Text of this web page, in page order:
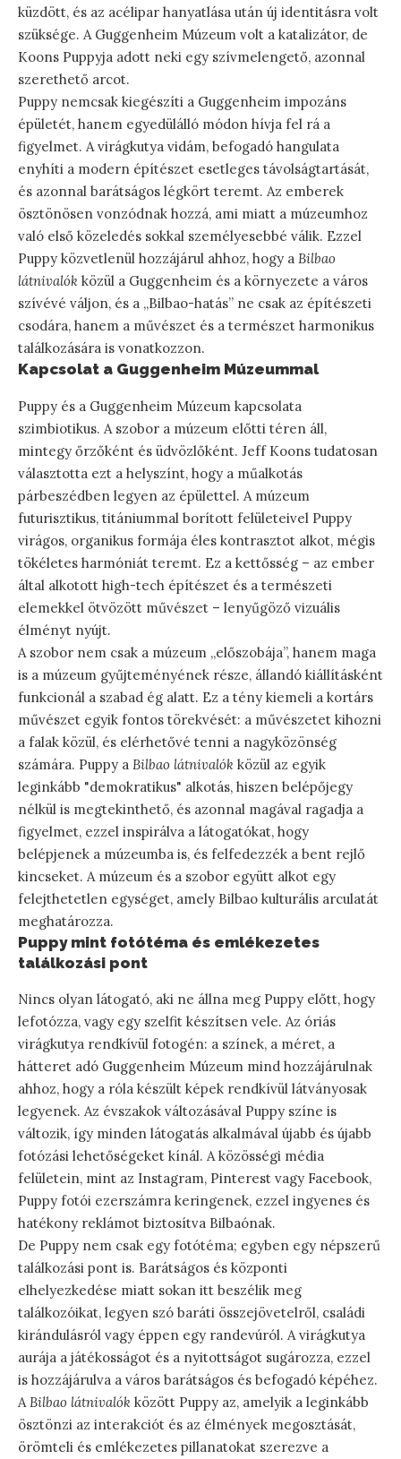
küzdött, és az acélipar hanyatlása után új identitásra volt
szüksége. A Guggenheim Múzeum volt a katalizátor, de
Koons Puppyja adott neki egy szívmelengető, azonnal
szerethető arcot.
Puppy nemcsak kiegészíti a Guggenheim impozáns
épületét, hanem egyedülálló módon hívja fel rá a
figyelmet. A virágkutya vidám, befogadó hangulata
enyhíti a modern építészet esetleges távolságtartását,
és azonnal barátságos légkört teremt. Az emberek
ösztönösen vonzódnak hozzá, ami miatt a múzeumhoz
való első közeledés sokkal személyesebbé válik. Ezzel
Puppy közvetlenül hozzájárul ahhoz, hogy a Bilbao
látnivalók közül a Guggenheim és a környezete a város
szívévé váljon, és a „Bilbao-hatás” ne csak az építészeti
csodára, hanem a művészet és a természet harmonikus
találkozására is vonatkozzon.
Kapcsolat a Guggenheim Múzeummal
Puppy és a Guggenheim Múzeum kapcsolata
szimbiotikus. A szobor a múzeum előtti téren áll,
mintegy őrzőként és üdvözlőként. Jeff Koons tudatosan
választotta ezt a helyszínt, hogy a műalkotás
párbeszédben legyen az épülettel. A múzeum
futurisztikus, titániummal borított felületeivel Puppy
virágos, organikus formája éles kontrasztot alkot, mégis
tökéletes harmóniát teremt. Ez a kettősség – az ember
által alkotott high-tech építészet és a természeti
elemekkel ötvözött művészet – lenyűgöző vizuális
élményt nyújt.
A szobor nem csak a múzeum „előszobája”, hanem maga
is a múzeum gyűjteményének része, állandó kiállításként
funkcionál a szabad ég alatt. Ez a tény kiemeli a kortárs
művészet egyik fontos törekvését: a művészetet kihozni
a falak közül, és elérhetővé tenni a nagyközönség
számára. Puppy a Bilbao látnivalók közül az egyik
leginkább "demokratikus" alkotás, hiszen belépőjegy
nélkül is megtekinthető, és azonnal magával ragadja a
figyelmet, ezzel inspirálva a látogatókat, hogy
belépjenek a múzeumba is, és felfedezzék a bent rejlő
kincseket. A múzeum és a szobor együtt alkot egy
felejthetetlen egységet, amely Bilbao kulturális arculatát
meghatározza.
Puppy mint fotótéma és emlékezetes
találkozási pont
Nincs olyan látogató, aki ne állna meg Puppy előtt, hogy
lefotózza, vagy egy szelfit készítsen vele. Az óriás
virágkutya rendkívül fotogén: a színek, a méret, a
hátteret adó Guggenheim Múzeum mind hozzájárulnak
ahhoz, hogy a róla készült képek rendkívül látványosak
legyenek. Az évszakok változásával Puppy színe is
változik, így minden látogatás alkalmával újabb és újabb
fotózási lehetőségeket kínál. A közösségi média
felületein, mint az Instagram, Pinterest vagy Facebook,
Puppy fotói ezerszámra keringenek, ezzel ingyenes és
hatékony reklámot biztosítva Bilbaónak.
De Puppy nem csak egy fotótéma; egyben egy népszerű
találkozási pont is. Barátságos és központi
elhelyezkedése miatt sokan itt beszélik meg
találkozóikat, legyen szó baráti összejövetelről, családi
kirándulásról vagy éppen egy randevúról. A virágkutya
aurája a játékosságot és a nyitottságot sugározza, ezzel
is hozzájárulva a város barátságos és befogadó képéhez.
A Bilbao látnivalók között Puppy az, amelyik a leginkább
ösztönzi az interakciót és az élmények megosztását,
örömteli és emlékezetes pillanatokat szerezve a